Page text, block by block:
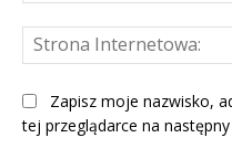
Zapisz moje nazwisko,
tej przeglądarce na